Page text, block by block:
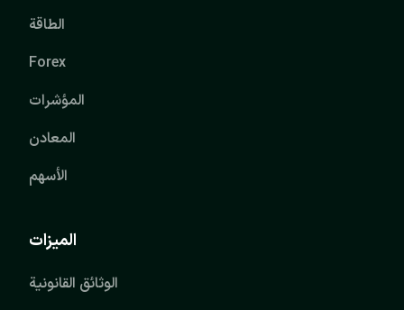
الطاقة
Forex
المؤشرات
المعادن
الأسهم
الميزات
الوثائق القانونية